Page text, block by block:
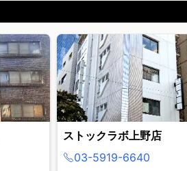
ストックラボ上野店
03-5919-6640